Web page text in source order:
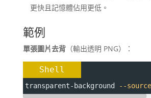
更快且記憶體佔用更低。
範例
單張圖片去背（輸出透明 PNG）：
Shell
transparent-background --source